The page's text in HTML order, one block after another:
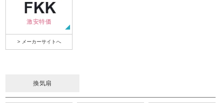
激安特価
> メーカーサイトへ
換気扇